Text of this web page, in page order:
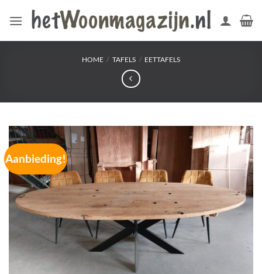
naar
HOME / TAFELS / EETTAFELS
Aanbieding!